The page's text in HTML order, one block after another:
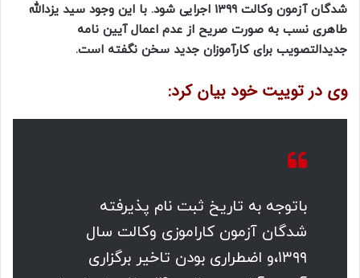
شدگان آزمون وکالت ۱۳۹۹ اجرایی شود. با این وجود سید یزدالله
طاهری نسب به صورت صریح از عدم اعمال آیین نامه
جدیدالتصویب برای کارآموزان جدید سخن نگفته است.
وی در توییت خود بیان کرد:
باتوجه به تاریخ ثبت نام پذیرفته
شدگان آزمون کاراموزی وکالت سال
۱۳۹۹،و اضطراری بودن تاخیر برگزاری